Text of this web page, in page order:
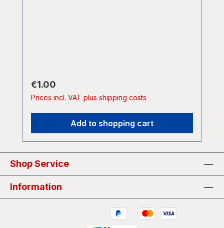
Regular price:
€1.00
Prices incl. VAT plus shipping costs
Add to shopping cart
Shop Service
Information